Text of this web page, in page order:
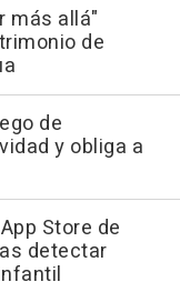
más allá"
de
de
y obliga a
Store de
detectar